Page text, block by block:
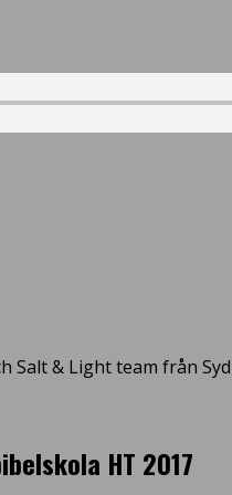
Salt & Light team från
HT 2017